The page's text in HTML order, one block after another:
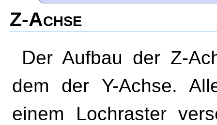
Z-Achse
Der Aufbau der Z-Achse entspricht im wesentlichen
dem der Y-Achse.
einem Lochraster